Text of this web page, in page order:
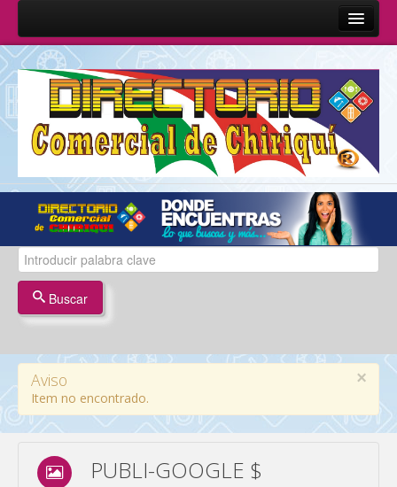
Inicio
Sobre Nosotros
Quienes Somos
Misión y Visión
Términos y Condiciones
Contáctenos
Buscar
×
Aviso
Item no encontrado.
PUBLI-GOOGLE $